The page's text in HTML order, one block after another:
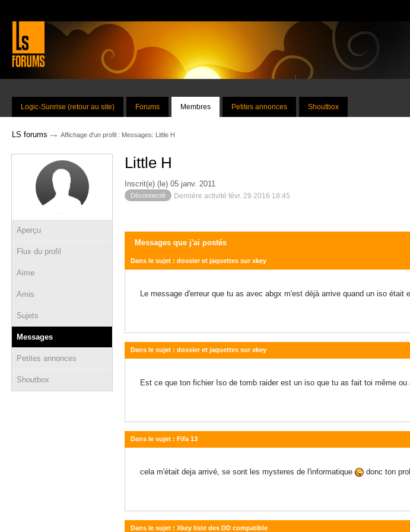
Logic-Sunrise (retour au site) Forums Membres Petites annonces Shoutbox
LS forums → Affichage d'un profil : Messages: Little H
Aperçu
Flux du profil
Aime
Amis
Sujets
Messages
Petites annonces
Shoutbox
Little H
Inscrit(e) (le) 05 janv. 2011
Déconnecté Dernière activité févr. 29 2016 18:45
Messages que j'ai postés
Dans le sujet : dossier et jaquettes sur xkey
Le message d'erreur que tu as avec abgx m'est déjà arrive quand un iso
Dans le sujet : dossier et jaquettes sur xkey
Est ce que ton fichier Iso de tomb raider est un iso que tu as fait toi même
Dans le sujet : Fifa 13
cela m'était deja arrivé, se sont les mysteres de l'informatique donc ton
Dans le sujet : Xkey liste des DD compatible